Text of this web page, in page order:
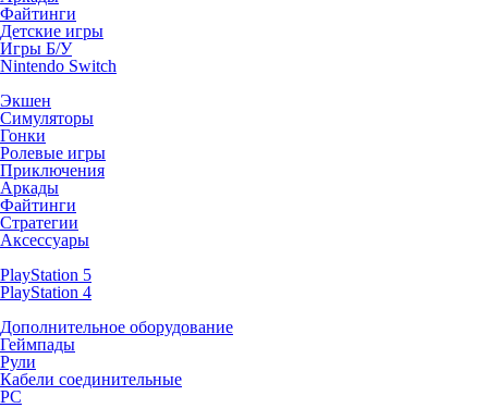
Файтинги
Детские игры
Игры Б/У
Nintendo Switch
Экшен
Симуляторы
Гонки
Ролевые игры
Приключения
Аркады
Файтинги
Стратегии
Аксессуары
PlayStation 5
PlayStation 4
Дополнительное оборудование
Геймпады
Рули
Кабели соединительные
PC